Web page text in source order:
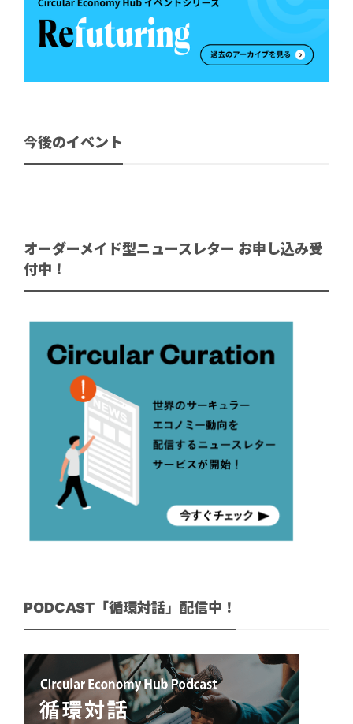
今後のイベント
オーダーメイド型ニュースレター お申し込み受
付中！
PODCAST「循環対話」配信中！